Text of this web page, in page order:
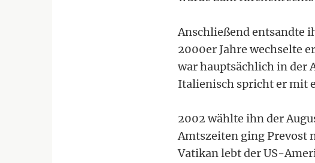
Anschließend entsandte
2000er Jahre wechselte
war hauptsächlich in der
Italienisch spricht er mit
2002 wählte ihn der
Amtszeiten ging Prevost
Vatikan lebt der US-